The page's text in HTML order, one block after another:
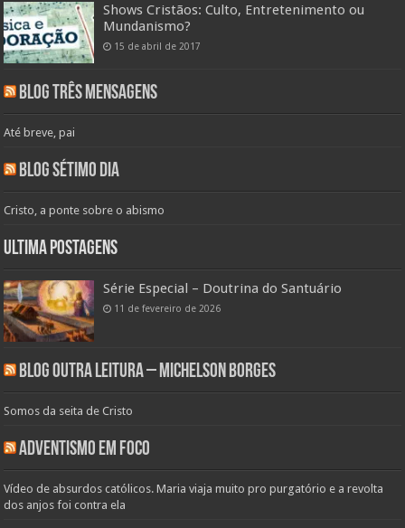
Shows Cristãos: Culto, Entretenimento ou
Mundanismo?
15 de abril de 2017
Blog Três Mensagens
Até breve, pai
Blog Sétimo Dia
Cristo, a ponte sobre o abismo
Ultima Postagens
Série Especial – Doutrina do Santuário
11 de fevereiro de 2026
Blog Outra Leitura – Michelson Borges
Somos da seita de Cristo
Adventismo em Foco
Vídeo de absurdos católicos. Maria viaja muito pro purgatório e a revolta
dos anjos foi contra ela